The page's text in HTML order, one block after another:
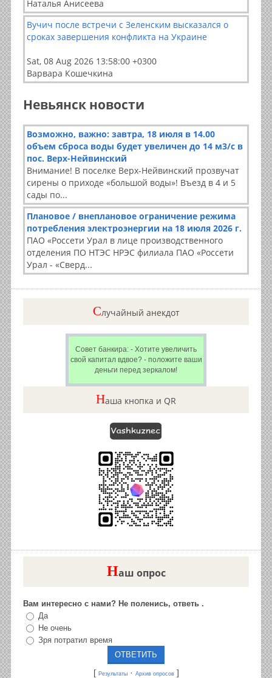
Наталья Анисеева
Вучич после встречи с Зеленским высказался о
сроках завершения конфликта на Украине
Sat, 08 Aug 2026 13:58:00 +0300
Варвара Кошечкина
Невьянск новости
Возможно, важно: завтра, 18 июля в 14.00
объем сброса воды будет увеличен до 14 м3/с в
пос. Верх-Нейвинский
Внимание! В поселке Верх-Нейвинский прозвучат
сирены о приходе «большой воды»! Въезд в 4 и 5
сады по...
Плановое / внеплановое ограничение режима
потребления электроэнергии на 18 июля 2026 г.
ПАО «Россети Урал в лице производственного
отделения ПО НТЭС НРЭС филиала ПАО «Россети
Урал - «Сверд...
Cлучайный анекдот
Совет банкира: - Хотите увеличить
свой капитал вдвое? - положите ваши
деньги перед зеркалом!
Наша кнопка и QR
Наш опрос
Вам интересно с нами? Не поленись, ответь .
Да
Не очень
Зря потратил время
[ Результаты· Архив опросов]